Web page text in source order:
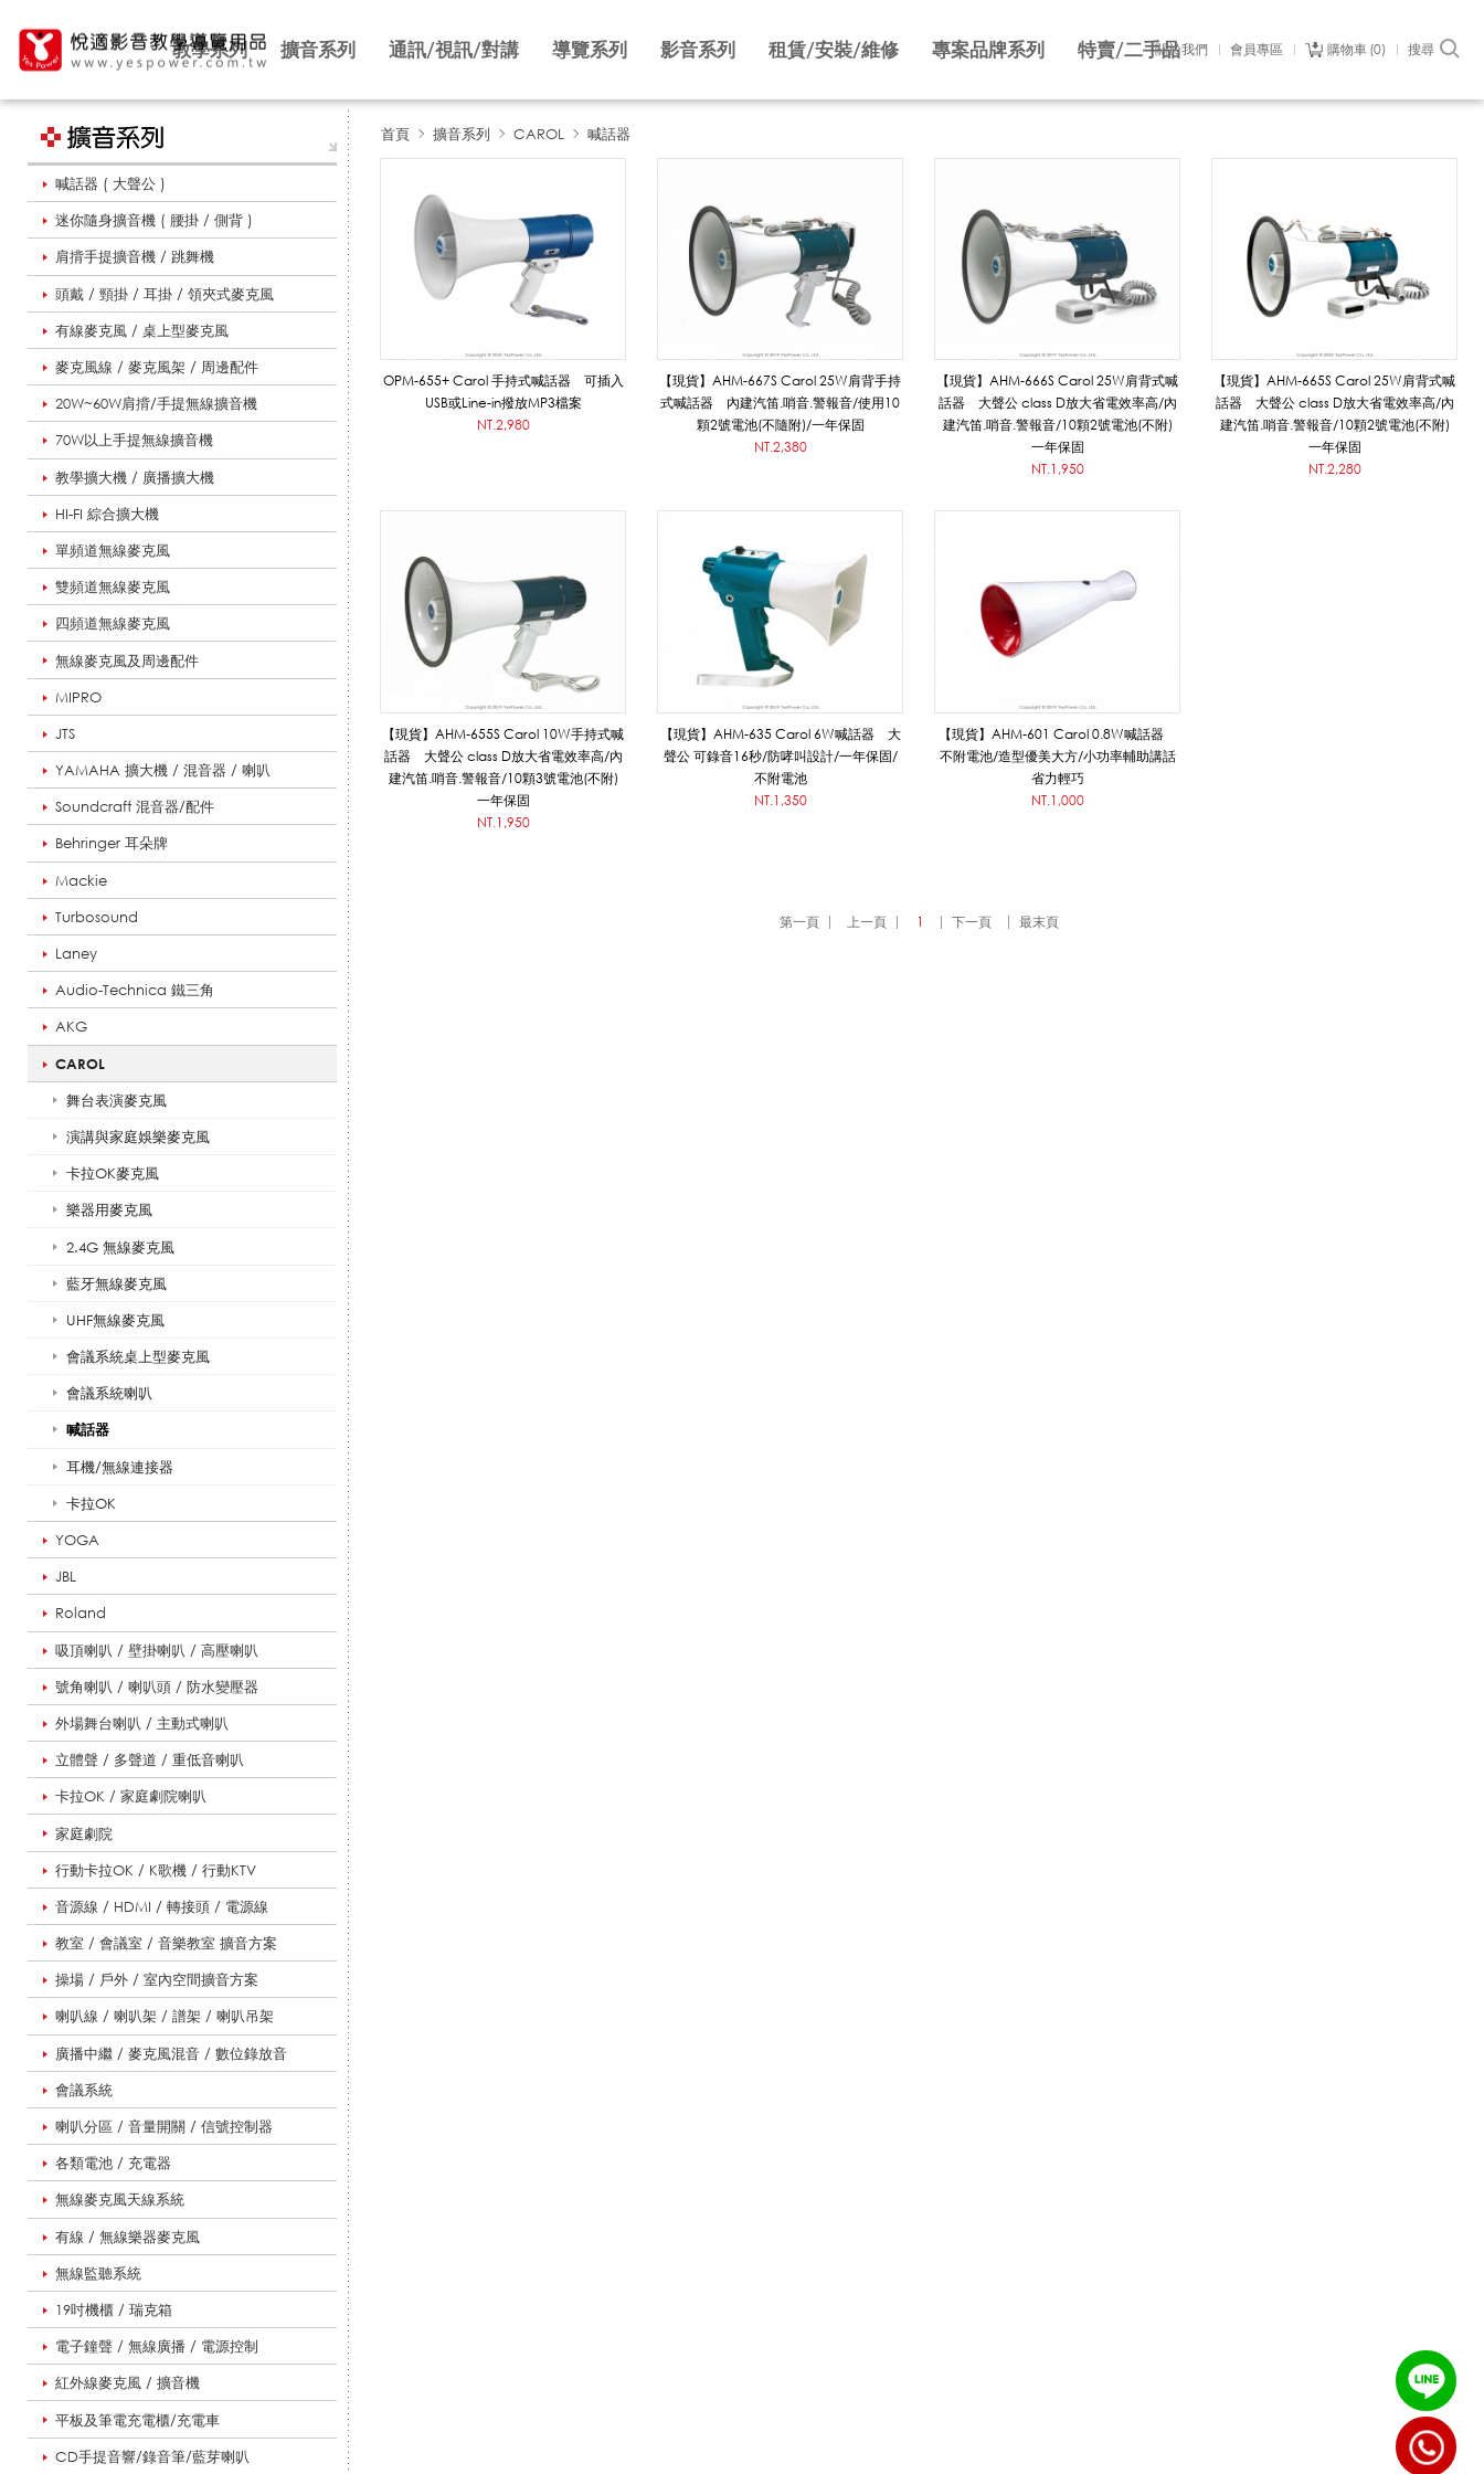
關於我們 會員專區 購物車 0 搜尋
教學系列 擴音系列 通訊/視訊/對講 導覽系列 影音系列 租賃/安裝/維修 專案品牌系列 特賣/二手品
喊話器 ( 大聲公 )
迷你隨身擴音機 ( 腰掛 / 側背 )
肩揹手提擴音機 / 跳舞機
頭戴 / 頸掛 / 耳掛 / 領夾式麥克風
有線麥克風 / 桌上型麥克風
麥克風線 / 麥克風架 / 周邊配件
20W~60W肩揹/手提無線擴音機
70W以上手提無線擴音機
教學擴大機 / 廣播擴大機
HI-FI 綜合擴大機
單頻道無線麥克風
雙頻道無線麥克風
四頻道無線麥克風
無線麥克風及周邊配件
MIPRO
JTS
YAMAHA 擴大機 / 混音器 / 喇叭
Soundcraft 混音器/配件
Behringer 耳朵牌
Mackie
Turbosound
Laney
Audio-Technica 鐵三角
AKG
CAROL
舞台表演麥克風
演講與家庭娛樂麥克風
卡拉OK麥克風
樂器用麥克風
2.4G 無線麥克風
藍牙無線麥克風
UHF無線麥克風
會議系統桌上型麥克風
會議系統喇叭
喊話器
耳機/無線連接器
卡拉OK
YOGA
JBL
Roland
吸頂喇叭 / 壁掛喇叭 / 高壓喇叭
號角喇叭 / 喇叭頭 / 防水變壓器
外場舞台喇叭 / 主動式喇叭
立體聲 / 多聲道 / 重低音喇叭
卡拉OK / 家庭劇院喇叭
家庭劇院
行動卡拉OK / K歌機 / 行動KTV
音源線 / HDMI / 轉接頭 / 電源線
教室 / 會議室 / 音樂教室 擴音方案
操場 / 戶外 / 室內空間擴音方案
喇叭線 / 喇叭架 / 譜架 / 喇叭吊架
廣播中繼 / 麥克風混音 / 數位錄放音
會議系統
喇叭分區 / 音量開關 / 信號控制器
各類電池 / 充電器
無線麥克風天線系統
有線 / 無線樂器麥克風
無線監聽系統
19吋機櫃 / 瑞克箱
電子鐘聲 / 無線廣播 / 電源控制
紅外線麥克風 / 擴音機
平板及筆電充電櫃/充電車
CD手提音響/錄音筆/藍芽喇叭
首頁 擴音系列 CAROL 喊話器
喊
話
器
A
R
OPM-655+ Carol 手持式喊話器 可插入
USB或Line-in撥放MP3檔案
NT.2,980
【現貨】AHM-667S Carol 25W肩背手持
式喊話器 內建汽笛.哨音.警報音/使用10
顆2號電池(不隨附)/一年保固
NT.2,380
【現貨】AHM-666S Carol 25W肩背式喊
話器 大聲公 class D放大省電效率高/內
建汽笛.哨音.警報音/10顆2號電池(不附)
一年保固
NT.1,950
【現貨】AHM-665S Carol 25W肩背式喊
話器 大聲公 class D放大省電效率高/內
建汽笛.哨音.警報音/10顆2號電池(不附)
一年保固
NT.2,280
【現貨】AHM-655S Carol 10W手持式喊
話器 大聲公 class D放大省電效率高/內
建汽笛.哨音.警報音/10顆3號電池(不附)
一年保固
NT.1,950
【現貨】AHM-635 Carol 6W喊話器 大
聲公 可錄音16秒/防哮叫設計/一年保固/
不附電池
NT.1,350
【現貨】AHM-601 Carol 0.8W喊話器
不附電池/造型優美大方/小功率輔助講話
省力輕巧
NT.1,000
第一頁 上一頁 1 下一頁 最末頁